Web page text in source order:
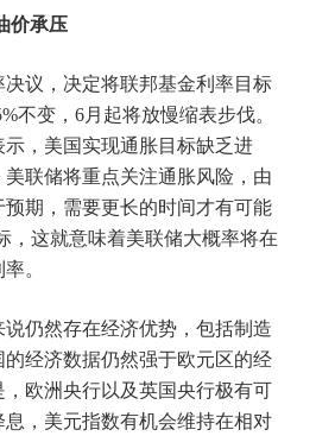
价承压
议，决定将联邦基金利率目标
不变，6月起将放慢缩表步伐。
，美国实现通胀目标缺乏进
联储将重点关注通胀风险，由
期，需要更长的时间才有可能
，这就意味着美联储大概率将在
。
仍然存在经济优势，包括制造
经济数据仍然强于欧元区的经
欧洲央行以及英国央行极有可
，美元指数有机会维持在相对